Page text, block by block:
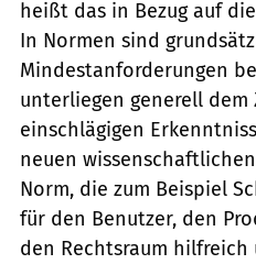
heißt das in Bezug auf
In Normen sind
Mindestanforderungen
unterliegen generell dem
einschlägigen
neuen
Norm, die zum Beispiel
für den Benutzer, den
den Rechtsraum